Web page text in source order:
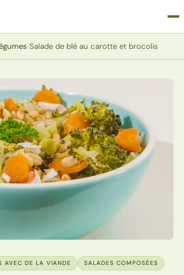
›Salade de blé au carotte et brocolis
AVEC DE LA VIANDE SALADES COMPOSÉES